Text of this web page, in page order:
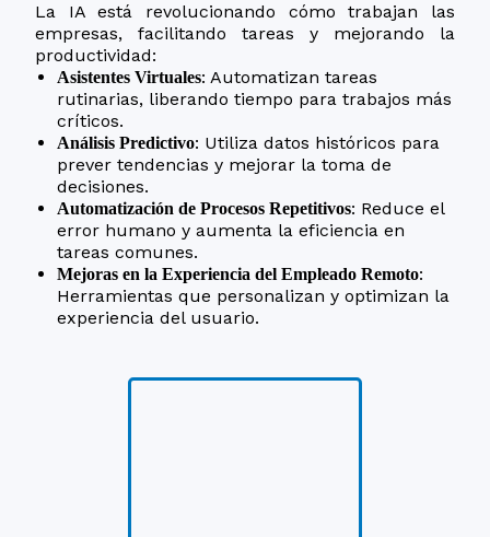
La IA está revolucionando cómo trabajan las
empresas, facilitando tareas y mejorando la
productividad:
Asistentes Virtuales: Automatizan tareas
rutinarias, liberando tiempo para trabajos más
críticos.
Análisis Predictivo: Utiliza datos históricos para
prever tendencias y mejorar la toma de
decisiones.
Automatización de Procesos Repetitivos: Reduce el
error humano y aumenta la eficiencia en
tareas comunes.
Mejoras en la Experiencia del Empleado Remoto:
Herramientas que personalizan y optimizan la
experiencia del usuario.